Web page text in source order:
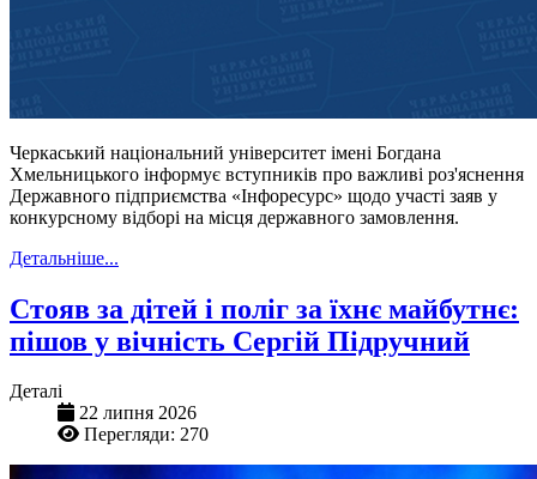
Черкаський національний університет імені Богдана
Хмельницького інформує вступників про важливі роз'яснення
Державного підприємства «Інфоресурс» щодо участі заяв у
конкурсному відборі на місця державного замовлення.
Детальніше...
Стояв за дітей і поліг за їхнє майбутнє:
пішов у вічність Сергій Підручний
Деталі
22 липня 2026
Перегляди: 270